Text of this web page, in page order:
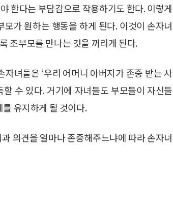
한다는 부담감으로 작용하기도 한다. 이렇게
가 원하는 행동을 하게 된다. 이것이 손자녀
조부모를 만나는 것을 꺼리게 된다.
녀들은 ‘우리 어머니 아버지가 존중 받는 사
수 있다. 거기에 자녀들도 부모들이 자신들
유지하게 될 것이다.
의견을 얼마나 존중해주느냐에 따라 손자녀